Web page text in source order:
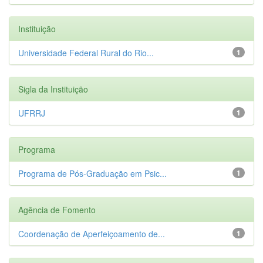
Instituição
1
Universidade Federal Rural do Rio...
Sigla da Instituição
1
UFRRJ
Programa
1
Programa de Pós-Graduação em Psic...
Agência de Fomento
1
Coordenação de Aperfeiçoamento de...